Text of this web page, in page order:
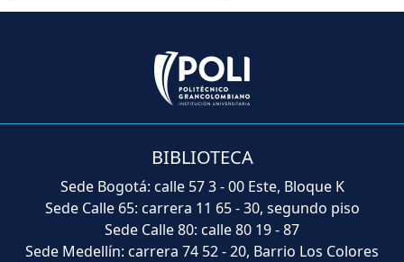
BIBLIOTECA
Sede Bogotá: calle 57 3 - 00 Este, Bloque K
Sede Calle 65: carrera 11 65 - 30, segundo piso
Sede Calle 80: calle 80 19 - 87
Sede Medellín: carrera 74 52 - 20, Barrio Los Colores